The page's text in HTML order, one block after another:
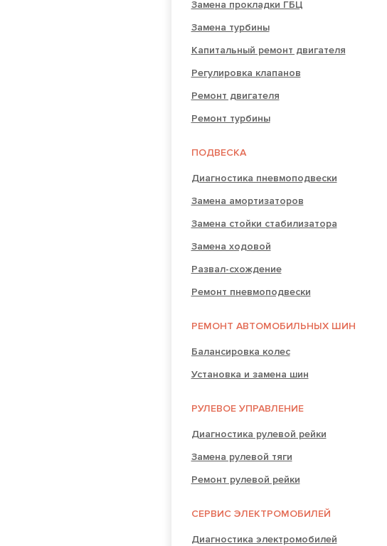
Замена прокладки ГБЦ
Замена турбины
Капитальный ремонт двигателя
Регулировка клапанов
Ремонт двигателя
Ремонт турбины
ПОДВЕСКА
Диагностика пневмоподвески
Замена амортизаторов
Замена стойки стабилизатора
Замена ходовой
Развал-схождение
Ремонт пневмоподвески
РЕМОНТ АВТОМОБИЛЬНЫХ ШИН
Балансировка колес
Установка и замена шин
РУЛЕВОЕ УПРАВЛЕНИЕ
Диагностика рулевой рейки
Замена рулевой тяги
Ремонт рулевой рейки
СЕРВИС ЭЛЕКТРОМОБИЛЕЙ
Диагностика электромобилей